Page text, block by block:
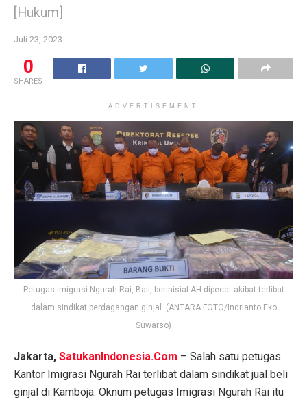
[Hukum]
Juli 23, 2023
0
SHARES
ADVERTISEMENT
Petugas imigrasi Ngurah Rai, Bali, berinisial AH dipecat akibat terlibat
dalam sindikat perdagangan ginjal. (ANTARA FOTO/Indrianto Eko
Suwarso)
Jakarta, SatukanIndonesia.Com – Salah satu petugas
Kantor Imigrasi Ngurah Rai terlibat dalam sindikat jual beli
ginjal di Kamboja. Oknum petugas Imigrasi Ngurah Rai itu